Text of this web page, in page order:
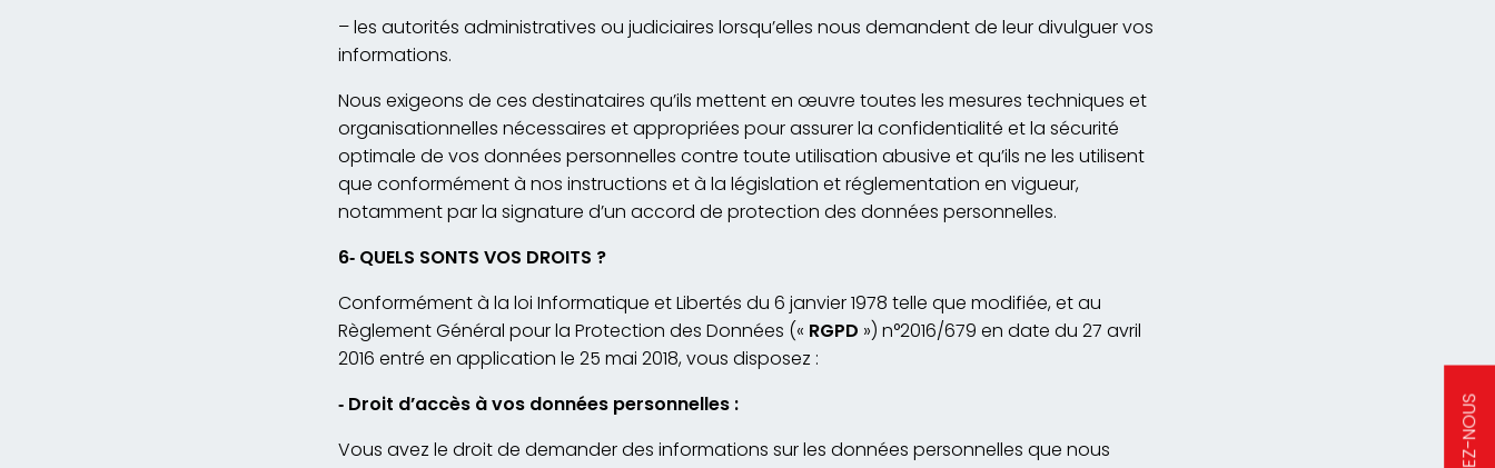
– les autorités administratives ou judiciaires lorsqu’elles nous demandent de leur divulguer vos
informations.
Nous exigeons de ces destinataires qu’ils mettent en œuvre toutes les mesures techniques et
organisationnelles nécessaires et appropriées pour assurer la confidentialité et la sécurité
optimale de vos données personnelles contre toute utilisation abusive et qu’ils ne les utilisent
que conformément à nos instructions et à la législation et réglementation en vigueur,
notamment par la signature d’un accord de protection des données personnelles.
6‐ QUELS SONTS VOS DROITS ?
Conformément à la loi Informatique et Libertés du 6 janvier 1978 telle que modifiée, et au
Règlement Général pour la Protection des Données (« RGPD ») n°2016/679 en date du 27 avril
2016 entré en application le 25 mai 2018, vous disposez :
‐ Droit d’accès à vos données personnelles :
Vous avez le droit de demander des informations sur les données personnelles que nous